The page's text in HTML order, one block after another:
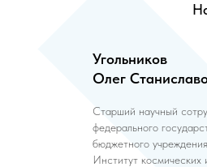
Угольников
Олег
Старший научный
федерального
бюджетного
Институт космических